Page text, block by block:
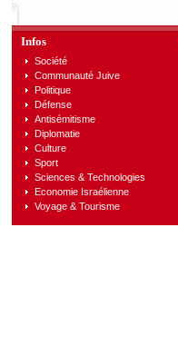
Infos
Société
Communauté Juive
Politique
Défense
Antisémitisme
Diplomatie
Culture
Sport
Sciences & Technologies
Economie Israélienne
Voyage & Tourisme